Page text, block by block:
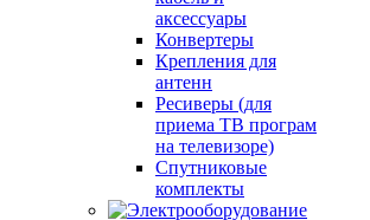
аксессуары
Конвертеры
Крепления для
антенн
Ресиверы (для
приема ТВ програм
на телевизоре)
Спутниковые
комплекты